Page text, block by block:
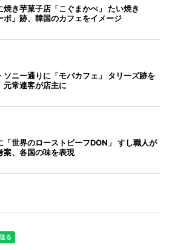
焼き芋菓子店「こぐまかぺ」 たい焼き
ポ」跡、韓国のカフェをイメージ
ソニー通りに「モバカフェ」 タリーズ跡を
元常連客が店主に
「世界のローストビーフDON」 すし職人が
案、各国の味を表現